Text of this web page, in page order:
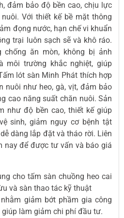
đảm bảo độ bền cao, chịu lực
Với thiết kế bề mặt thông
đọng nước, hạn chế vi khuẩn
trại luôn sạch sẽ và khô ráo.
chống ăn mòn, không bị ảnh
môi trường khắc nghiệt, giúp
lót sàn Minh Phát thích hợp
nuôi như heo, gà, vịt, đảm bảo
cao năng suất chăn nuôi. Sản
như độ bền cao, thiết kế giúp
sinh, giảm nguy cơ bệnh tật
dàng lắp đặt và tháo rời. Liên
nay để được tư vấn và báo giá
cho tấm sàn chuồng heo cai
và sàn thao tác kỹ thuật
giảm bớt phầm gia công
làm giảm chi phí đầu tư.